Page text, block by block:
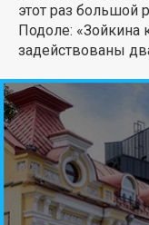
этот раз большой
Подоле: «Зойкина
задействованы